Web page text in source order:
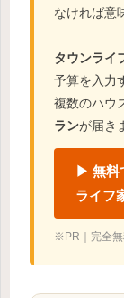
なければ意
タウンライ
予算を入力
複数のハウ
ランが届き
▶ 無料
ライフ
※PR｜完全無